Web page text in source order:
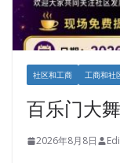
社区和工商 工商和社
百乐门大
2026年8月8日